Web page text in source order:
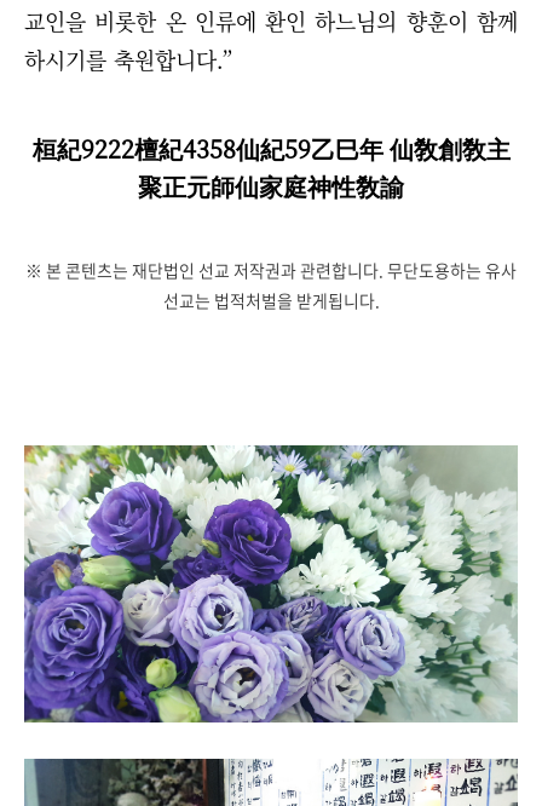
교인을 비롯한 온 인류에 환인 하느님의 향훈이 함께
하시기를 축원합니다.”
桓紀9222檀紀4358仙紀59乙巳年 仙敎創敎主
聚正元師仙家庭神性敎諭
※ 본 콘텐츠는 재단법인 선교 저작권과 관련합니다. 무단도용하는 유사
선교는 법적처벌을 받게됩니다.